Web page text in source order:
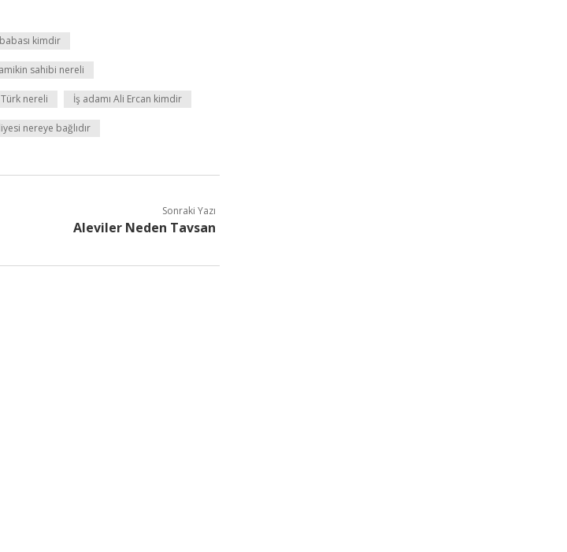
kimdir
sahibi nereli
nereli İş adamı Ali Ercan kimdir
nereye bağlıdır
Sonraki Yazı
Aleviler Neden Tavsan